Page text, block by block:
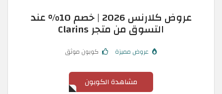
عروض كلارنس 2026 | خصم 10% عند
التسوق من متجر Clarins
عروض مميزة كوبون موثق
مشاهدة الكوبون